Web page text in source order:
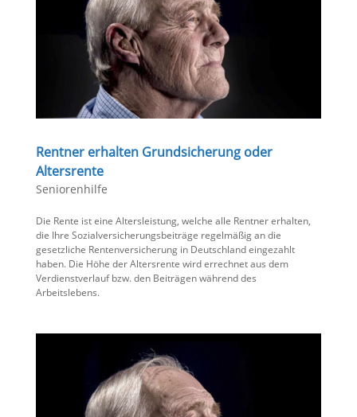
Rentner erhalten Grundsicherung oder
Altersrente
Seniorenhilfe
Die Rente ist eine Altersleistung, welche alle Rentner erhalten,
die Ihre Sozialversicherungsbeiträge regelmäßig an die
gesetzliche Rentenversicherung in Deutschland eingezahlt
haben. Die Höhe der Altersrente wird errechnet aus dem
Verdienstverlauf bzw. den Beiträgen während des
Arbeitslebens.